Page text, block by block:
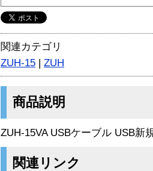
関連カテゴリ
ZUH-15 | ZUH
商品説明
ZUH-15VA USBケーブル USB新
関連リンク